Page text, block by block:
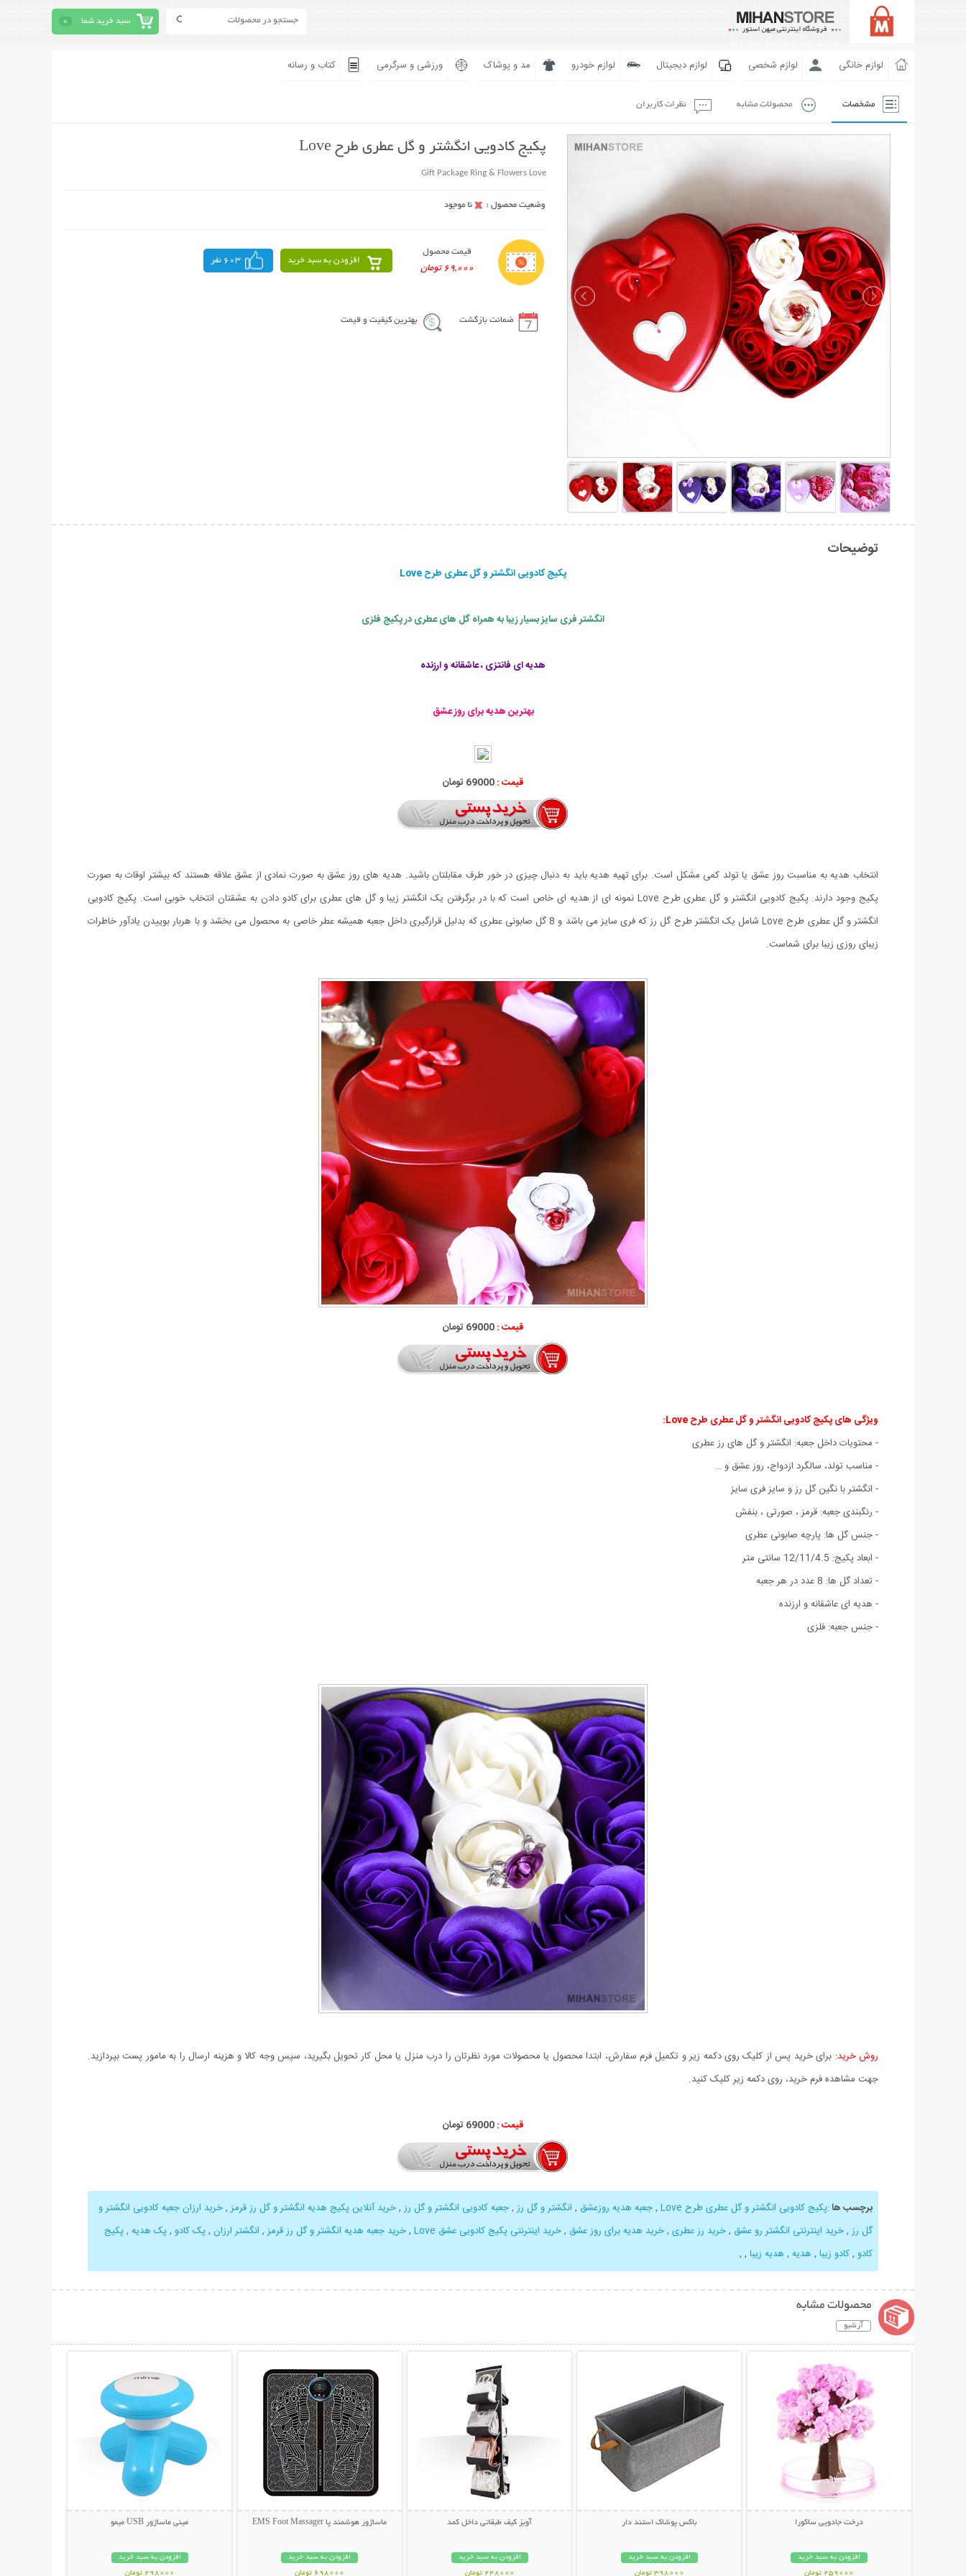
سبد خرید شما 0
لوازم خانگی لوازم شخصی لوازم دیجیتال لوازم خودرو مد و پوشاک ورزشی و سرگرمی کتاب و رسانه
مشخصات محصولات مشابه نظرات کاربران
پکیج کادویی انگشتر و گل عطری طرح Love
Gift Package Ring & Flowers Love
قیمت محصول
69,000 تومان
افزودن به سبد خرید 603 نفر
ضمانت بازگشت بهترین کیفیت و قیمت
توضیحات
پکیج کادویی انگشتر و گل عطری طرح Love
انگشتر فری سایز بسیار زیبا به همراه گل های عطری در پکیج فلزی
هدیه ای فانتزی ، عاشقانه و ارزنده
بهترین هدیه برای روز عشق
قیمت :69000 تومان
انتخاب هدیه به مناسبت روز عشق یا تولد کمی مشکل است. برای تهیه هدیه باید به دنبال چیزی در خور طرف مقابلتان باشید. هدیه های روز عشق به صورت نمادی از عشق علاقه هستند که بیشتر اوقات به صورت
پکیج وجود دارند. پکیج کادویی انگشتر و گل عطری طرح Love نمونه ای از هدیه ای خاص است که با در برگرفتن یک انگشتر زیبا و گل های عطری برای کادو دادن به عشقتان انتخاب خوبی است. پکیج کادویی
انگشتر و گل عطری طرح Love شامل یک انگشتر طرح گل رز که فری سایز می باشد و 8 گل صابونی عطری که بدلیل قرارگیری داخل جعبه همیشه عطر خاصی به محصول می بخشد و با هربار بوییدن یادآور خاطرات
زیبای روزی زیبا برای شماست.
قیمت :69000 تومان
ویژگی های پکیج کادویی انگشتر و گل عطری طرح Love:
- محتویات داخل جعبه‏:‏ انگشتر و گل های رز عطری
- مناسب تولد، سالگرد ازدواج، روز عشق و ..
- انگشتر با نگین گل رز و سایز فری سایز
- رنگبندی جعبه: قرمز ، صورتی ، بنفش
- جنس گل ها: پارچه صابونی عطری
- ابعاد پکیج: 12/11/4.5 سانتی متر
- تعداد گل ها: 8 عدد در هر جعبه
- هدیه ای عاشقانه و ارزنده
- جنس جعبه: فلزی
روش خرید: برای خرید پس از کلیک روی دکمه زیر و تکمیل فرم سفارش، ابتدا محصول یا محصولات مورد نظرتان را درب منزل یا محل کار تحویل بگیرید، سپس وجه کالا و هزینه ارسال را به مامور پست بپردازید.
جهت مشاهده فرم خرید، روی دکمه زیر کلیک کنید.
قیمت : 69000 تومان
برچسب ها:پکیج کادویی انگشتر و گل عطری طرح Love ,جعبه هدیه روزعشق , انگشتر و گل رز ,جعبه کادویی انگشتر و گل رز ,خرید آنلاین پکیج هدیه انگشتر و گل رز قرمز ,خرید ارزان جعبه کادویی انگشتر و
گل رز ,خرید اینترنتی انگشتر رو عشق ,خرید رز عطری ,خرید هدیه برای روز عشق ,خرید اینترنتی پکیج کادویی عشق Love ,خرید جعبه هدیه انگشتر و گل رز قرمز , انگشتر ارزان , پک کادو , پک هدیه , پکیج
کادو ,کادو زیبا , هدیه , هدیه زیبا ,
,
محصولات مشابه
آرشیو
درخت جادویی ساکورا
افزودن به سبد خرید
259000 تومان
باکس پوشاک استند دار
افزودن به سبد خرید
398000 تومان
آویز کیف طبقاتی داخل کمد
افزودن به سبد خرید
248000 تومان
ماساژور هوشمند پا EMS Foot Massager
افزودن به سبد خرید
698000 تومان
مینی ماساژور USB میمو
افزودن به سبد خرید
298000 تومان